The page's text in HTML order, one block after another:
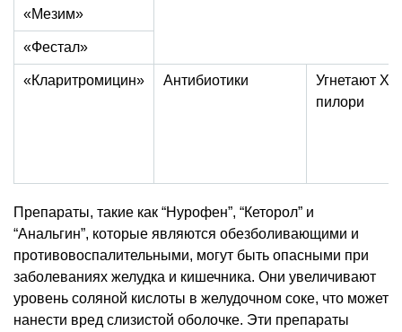
«Мезим»
«Фестал»
«Кларитромицин» Антибиотики
Угнетают
пилори
Препараты, такие как “Нурофен”, “Кеторол” и
“Анальгин”, которые являются обезболивающими и
противовоспалительными, могут быть опасными при
заболеваниях желудка и кишечника. Они увеличивают
уровень соляной кислоты в желудочном соке, что может
нанести вред слизистой оболочке. Эти препараты